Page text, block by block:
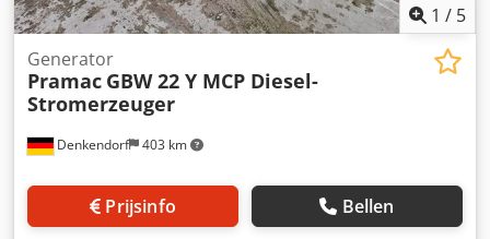
1 / 5
Denkendorf 403 km
Generator
Pramac GBW 22 Y MCP Diesel-
Stromerzeuger
Prijsinfo Bellen